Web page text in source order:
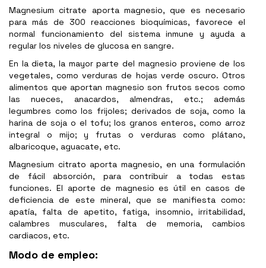
Magnesium citrate aporta magnesio, que es necesario
para más de 300 reacciones bioquímicas, favorece el
normal funcionamiento del sistema inmune y ayuda a
regular los niveles de glucosa en sangre.
En la dieta, la mayor parte del magnesio proviene de los
vegetales, como verduras de hojas verde oscuro. Otros
alimentos que aportan magnesio son frutos secos como
las nueces, anacardos, almendras, etc.; además
legumbres como los frijoles; derivados de soja, como la
harina de soja o el tofu; los granos enteros, como arroz
integral o mijo; y frutas o verduras como plátano,
albaricoque, aguacate, etc.
Magnesium citrato aporta magnesio, en una formulación
de fácil absorción, para contribuir a todas estas
funciones. El aporte de magnesio es útil en casos de
deficiencia de este mineral, que se manifiesta como:
apatía, falta de apetito, fatiga, insomnio, irritabilidad,
calambres musculares, falta de memoria, cambios
cardiacos, etc.
Modo de empleo: